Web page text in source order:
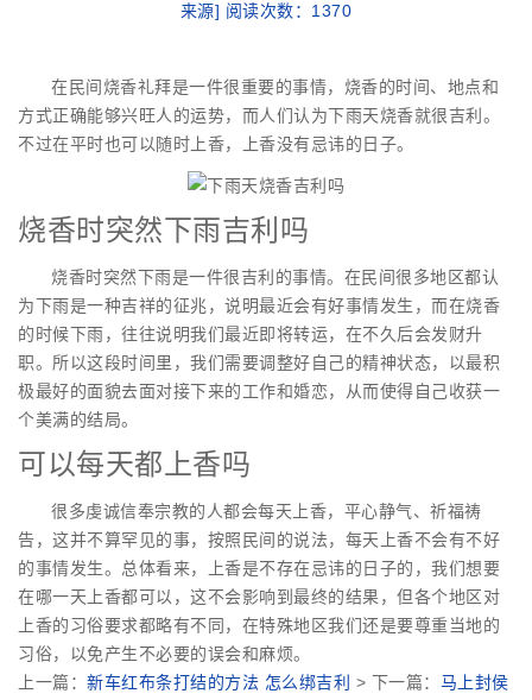
来源] 阅读次数： 1370
在民间烧香礼拜是一件很重要的事情，烧香的时间、地点和
方式正确能够兴旺人的运势，而人们认为下雨天烧香就很吉利。
不过在平时也可以随时上香，上香没有忌讳的日子。
烧香时突然下雨吉利吗
烧香时突然下雨是一件很吉利的事情。在民间很多地区都认
为下雨是一种吉祥的征兆，说明最近会有好事情发生，而在烧香
的时候下雨，往往说明我们最近即将转运，在不久后会发财升
职。所以这段时间里，我们需要调整好自己的精神状态，以最积
极最好的面貌去面对接下来的工作和婚恋，从而使得自己收获一
个美满的结局。
可以每天都上香吗
很多虔诚信奉宗教的人都会每天上香，平心静气、祈福祷
告，这并不算罕见的事，按照民间的说法，每天上香不会有不好
的事情发生。总体看来，上香是不存在忌讳的日子的，我们想要
在哪一天上香都可以，这不会影响到最终的结果，但各个地区对
上香的习俗要求都略有不同，在特殊地区我们还是要尊重当地的
习俗，以免产生不必要的误会和麻烦。
上一篇： 新车红布条打结的方法 怎么绑吉利 > 下一篇： 马上封侯